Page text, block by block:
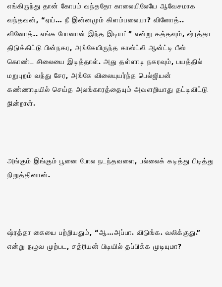
எங்கிருந்து தான் கோபம் வந்ததோ காலையிலேயே ஆவேசமாக
வந்தவன், “ஏய்… நீ இன்னமும் கிளம்பலையா? வினோத்..
வினோத்.. எங்க போனான் இந்த இடியட்” என்று கத்தவும், ஷ்ரத்தா
திடுக்கிட்டு பின்நகர, அங்கேயிருந்த காஸ்ட்லி ஆன்ட்டி பீஸ்
கொண்ட சிலையை இடித்தாள். அது தள்ளாடி நகரவும், பயத்தில்
மறுபுறம் வந்து சேர, அங்கே விலையுயர்ந்த பெல்ஜியன்
கண்ணாடியில் செய்த அலங்காரத்தையும் அவளறியாது தட்டிவிட்டு
நின்றாள்.
அங்கும் இங்கும் பூனை போல நடந்தவளை, பல்லைக் கடித்து பிடித்து
நிறுத்தினான்.‌
ஷ்ரத்தா கையை பற்றியதும், “ஆ…அப்பா. விடுங்க. வலிக்குது.”
என்று நழுவ முற்பட, சத்ரியன் பிடியில் தப்பிக்க முடியுமா?